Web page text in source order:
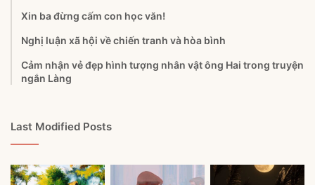
Xin ba đừng cấm con học văn!
Nghị luận xã hội về chiến tranh và hòa bình
Cảm nhận vẻ đẹp hình tượng nhân vật ông Hai trong truyện
ngắn Làng
Last Modified Posts